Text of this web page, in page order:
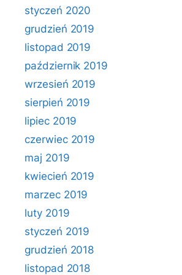
styczeń 2020
grudzień 2019
listopad 2019
październik 2019
wrzesień 2019
sierpień 2019
lipiec 2019
czerwiec 2019
maj 2019
kwiecień 2019
marzec 2019
luty 2019
styczeń 2019
grudzień 2018
listopad 2018